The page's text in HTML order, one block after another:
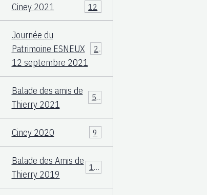
Ciney 2021 12
Journée du
Patrimoine ESNEUX
12 septembre 2021
23
Balade des amis de
Thierry 2021
57
Ciney 2020 9
Balade des Amis de
Thierry 2019
117